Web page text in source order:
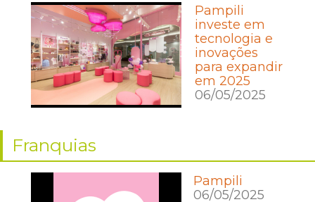
Pampili
investe em
tecnologia e
inovações
para expandir
em 2025
06/05/2025
Franquias
Pampili
06/05/2025